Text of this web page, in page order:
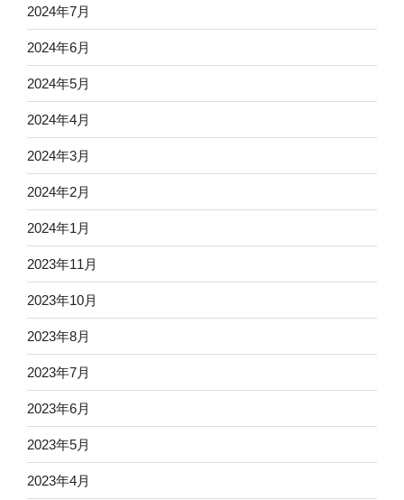
2024年7月
2024年6月
2024年5月
2024年4月
2024年3月
2024年2月
2024年1月
2023年11月
2023年10月
2023年8月
2023年7月
2023年6月
2023年5月
2023年4月